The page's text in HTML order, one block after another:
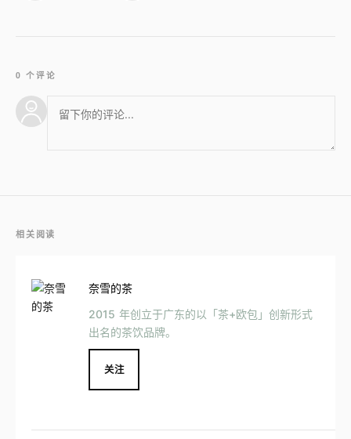
0 个评论
相关阅读
奈雪的茶
2015 年创立于广东的以「茶+欧包」创新形式
出名的茶饮品牌。
关注